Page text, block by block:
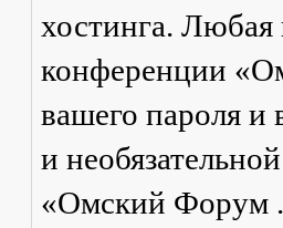
хостинга. Любая
конференции
вашего пароля и
и
«Омский Форум